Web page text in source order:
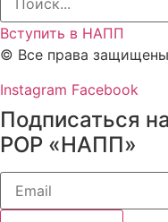
Вступить в НАПП
© Все права защищены
Instagram Facebook
Подписаться
РОР «НАПП»